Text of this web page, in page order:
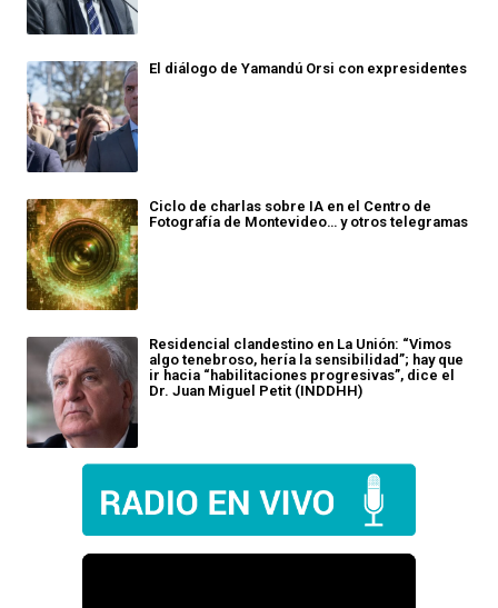
El diálogo de Yamandú Orsi con expresidentes
Ciclo de charlas sobre IA en el Centro de
Fotografía de Montevideo… y otros telegramas
Residencial clandestino en La Unión: “Vimos
algo tenebroso, hería la sensibilidad”; hay que
ir hacia “habilitaciones progresivas”, dice el
Dr. Juan Miguel Petit (INDDHH)